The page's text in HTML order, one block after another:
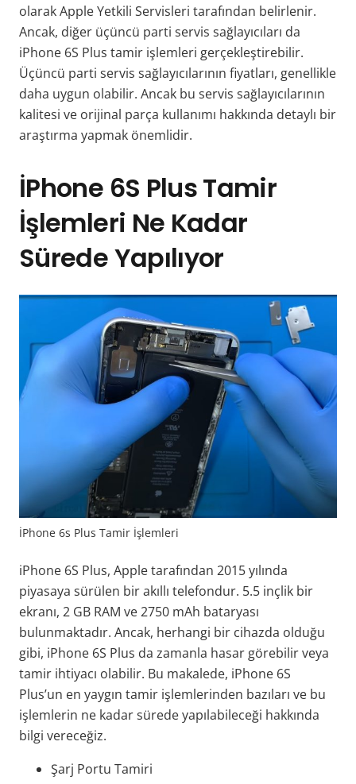
olarak Apple Yetkili Servisleri tarafından belirlenir.
Ancak, diğer üçüncü parti servis sağlayıcıları da
iPhone 6S Plus tamir işlemleri gerçekleştirebilir.
Üçüncü parti servis sağlayıcılarının fiyatları, genellikle
daha uygun olabilir. Ancak bu servis sağlayıcılarının
kalitesi ve orijinal parça kullanımı hakkında detaylı bir
araştırma yapmak önemlidir.
İPhone 6S Plus Tamir
İşlemleri Ne Kadar
Sürede Yapılıyor
İPhone 6s Plus Tamir İşlemleri
iPhone 6S Plus, Apple tarafından 2015 yılında
piyasaya sürülen bir akıllı telefondur. 5.5 inçlik bir
ekranı, 2 GB RAM ve 2750 mAh bataryası
bulunmaktadır. Ancak, herhangi bir cihazda olduğu
gibi, iPhone 6S Plus da zamanla hasar görebilir veya
tamir ihtiyacı olabilir. Bu makalede, iPhone 6S
Plus’un en yaygın tamir işlemlerinden bazıları ve bu
işlemlerin ne kadar sürede yapılabileceği hakkında
bilgi vereceğiz.
Şarj Portu Tamiri